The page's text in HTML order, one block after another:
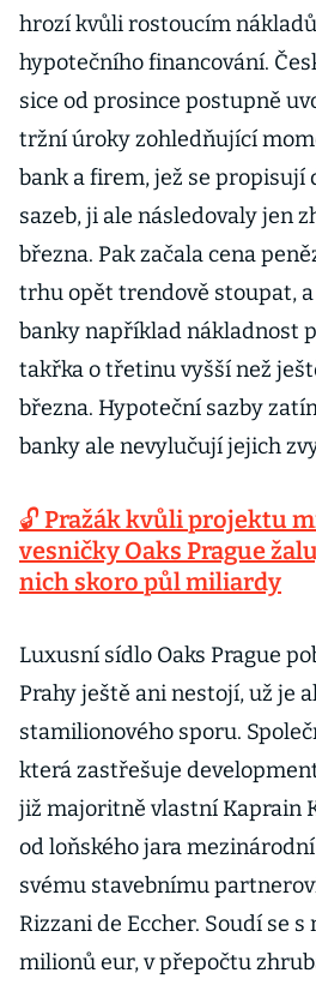
hrozí kvůli rostoucím
hypotečního financování.
sice od prosince postupně
tržní úroky zohledňující
bank a firem, jež se propisují
sazeb, ji ale následovaly jen
března. Pak začala cena
trhu opět trendově stoupat,
banky například nákladnost
takřka o třetinu vyšší než
března. Hypoteční sazby
banky ale nevylučují jejich
🔓 Pražák kvůli projektu
vesničky Oaks Prague
nich skoro půl miliardy
Luxusní sídlo Oaks Prague
Prahy ještě ani nestojí, už je
stamilionového sporu.
která zastřešuje
již majoritně vlastní Kaprain
od loňského jara
svému stavebnímu
Rizzani de Eccher. Soudí se s
milionů eur, v přepočtu